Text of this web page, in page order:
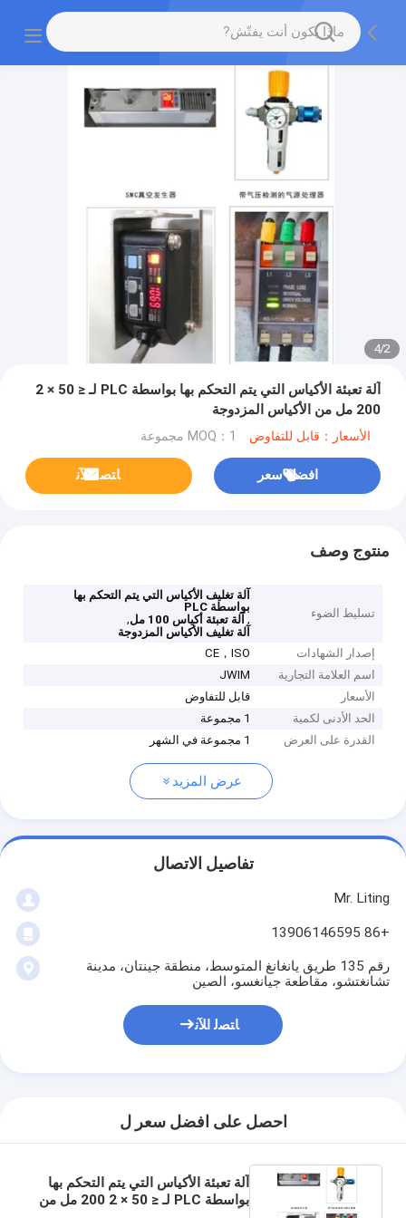
2
/
4
آلة تعبئة الأكياس التي يتم التحكم بها بواسطة PLC لـ ≤ 50 × 2
200 مل من الأكياس المزدوجة
الأسعار：قابل للتفاوض MOQ：1 مجموعة
افضل سعر ﺎﺘﺼﻟ ﺍﻶﻧ
منتوج وصف
تسليط الضوء
آلة تغليف الأكياس التي يتم التحكم بها
بواسطة PLC
, آلة تعبئة أكياس 100 مل
,
آلة تغليف الأكياس المزدوجة
إصدار الشهادات
CE，ISO
اسم العلامة التجارية
JWIM
الأسعار
قابل للتفاوض
الحد الأدنى لكمية
1 مجموعة
القدرة على العرض
1 مجموعة في الشهر
عرض المزيد
تفاصيل الاتصال
Mr. Liting
+86 13906146595
رقم 135 طريق يانغانغ المتوسط، منطقة جينتان، مدينة
تشانغتشو، مقاطعة جيانغسو، الصين
ﺎﺘﺼﻟ ﺍﻶﻧ
احصل على افضل سعر ل
آلة تعبئة الأكياس التي يتم التحكم بها
بواسطة PLC لـ ≤ 50 × 2 200 مل من